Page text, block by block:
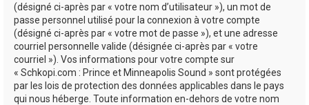
(désigné ci-après par « votre nom d’utilisateur »), un mot de
passe personnel utilisé pour la connexion à votre compte
(désigné ci-après par « votre mot de passe »), et une adresse
courriel personnelle valide (désignée ci-après par « votre
courriel »). Vos informations pour votre compte sur
« Schkopi.com : Prince et Minneapolis Sound » sont protégées
par les lois de protection des données applicables dans le pays
qui nous héberge. Toute information en-dehors de votre nom